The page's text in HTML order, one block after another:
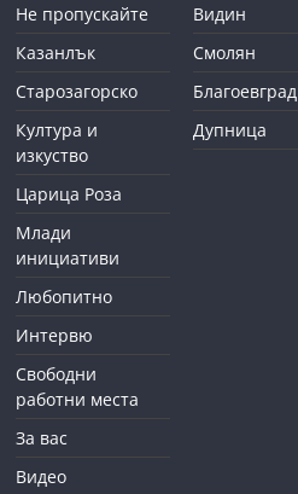
Не пропускайте
Казанлък
Старозагорско
Култура и
изкуство
Царица Роза
Млади
инициативи
Любопитно
Интервю
Свободни
работни места
За вас
Видео
Видин
Смолян
Благоевград
Дупница